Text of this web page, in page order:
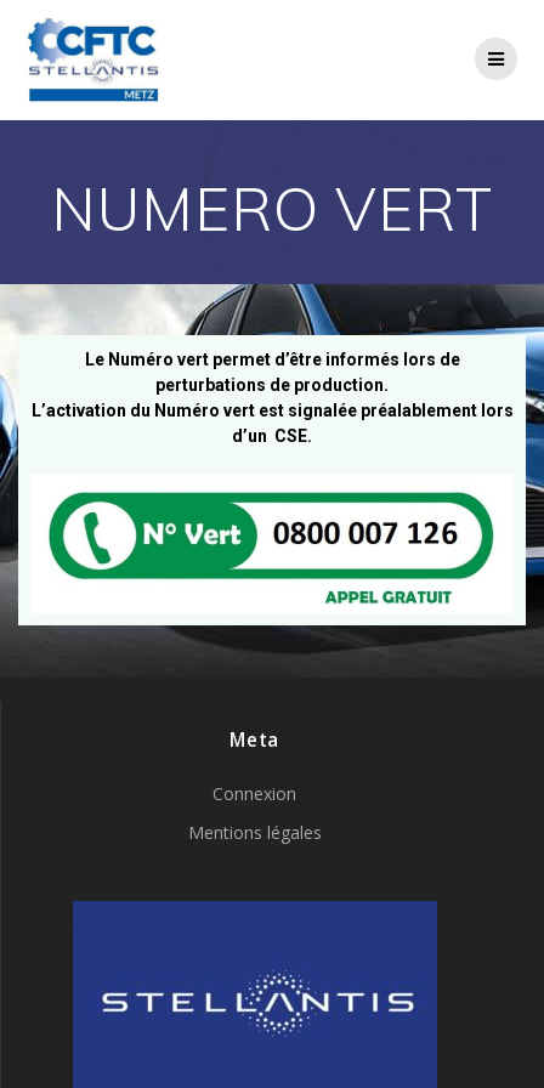
NUMERO VERT
Le Numéro vert permet d’être informés lors de
perturbations de production.
L’activation du Numéro vert est signalée préalablement lors
d’un CSE.
Meta
Connexion
Mentions légales